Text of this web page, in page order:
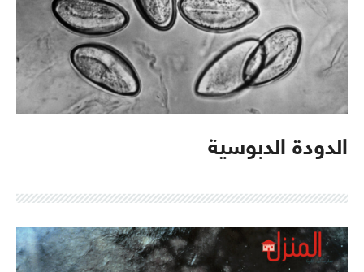
الدودة الدبوسية